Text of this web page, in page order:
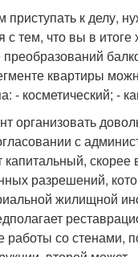
приступать к делу,
с тем, что вы в итоге
преобразований
квартиры
- косметический; -
организовать
с
скорее
разрешений,
жилищной
работы со стенами,